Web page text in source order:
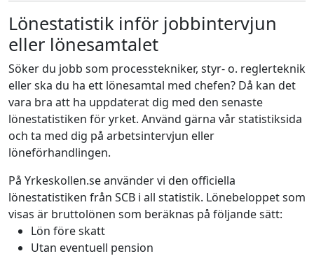
Lönestatistik inför jobbintervjun
eller lönesamtalet
Söker du jobb som processtekniker, styr- o. reglerteknik
eller ska du ha ett lönesamtal med chefen? Då kan det
vara bra att ha uppdaterat dig med den senaste
lönestatistiken för yrket. Använd gärna vår statistiksida
och ta med dig på arbetsintervjun eller
löneförhandlingen.
På Yrkeskollen.se använder vi den officiella
lönestatistiken från SCB i all statistik. Lönebeloppet som
visas är bruttolönen som beräknas på följande sätt:
Lön före skatt
Utan eventuell pension